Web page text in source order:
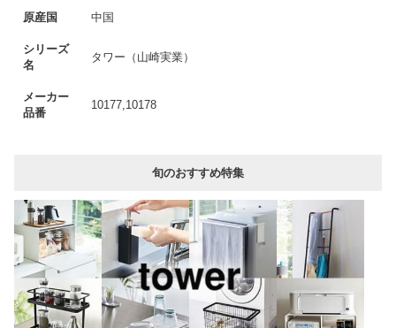
原産国 中国
シリーズ
名
タワー（山崎実業）
メーカー
品番
10177,10178
旬のおすすめ特集